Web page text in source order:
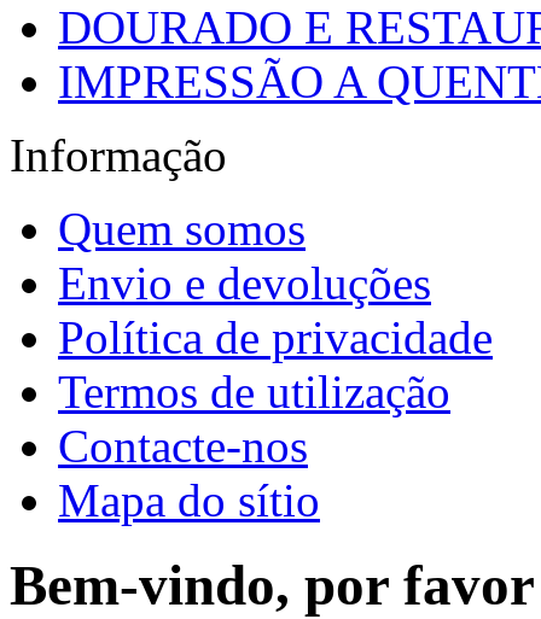
DOURADO E
IMPRESSÃO A
Informação
Quem somos
Envio e devoluções
Política de privacidade
Termos de utilização
Contacte-nos
Mapa do sítio
Bem-vindo, por favor